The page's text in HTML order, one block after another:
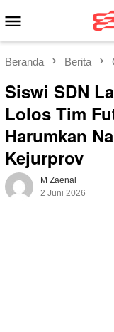
ke
Mobile
Beranda Berita
Siswi SDN
Lolos Tim
Harumkan
Kejurprov
M Zaenal
2 Juni 2026